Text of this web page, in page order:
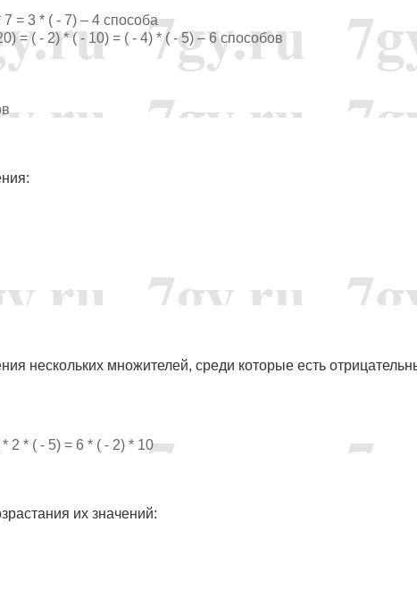
= 3 * ( - 7) – 4 способа
= ( - 2) * ( - 10) = ( - 4) * ( - 5) – 6 способов
нескольких множителей, среди которые есть
2 * ( - 5) = 6 * ( - 2) * 10
их значений: